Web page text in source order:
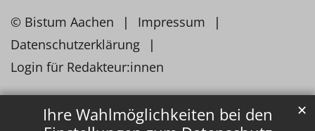
Ihre Wahlmöglichkeiten bei den
✕
© Bistum Aachen
Impressum
Datenschutzerklärung
Login für Redakteur:innen